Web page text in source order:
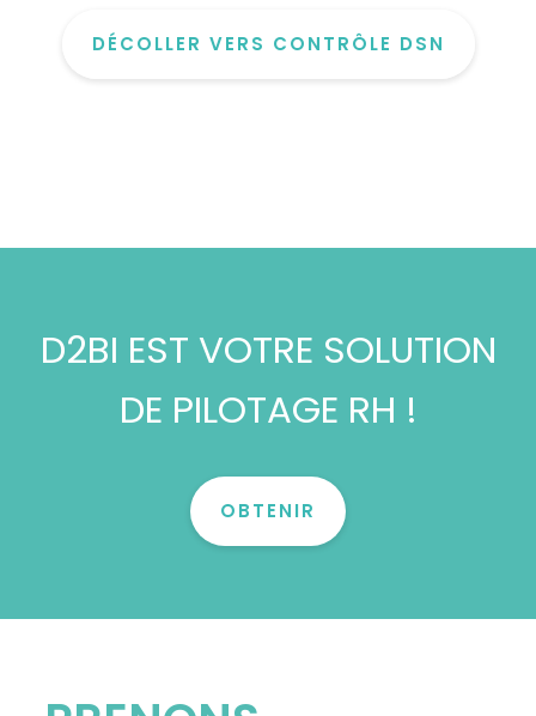
DÉCOLLER VERS CONTRÔLE DSN
D2BI EST VOTRE SOLUTION
DE PILOTAGE RH !
OBTENIR